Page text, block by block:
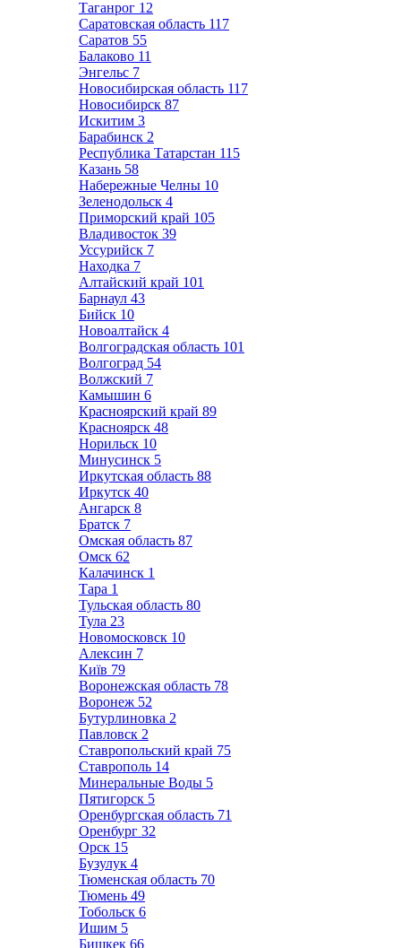
Таганрог 12
Саратовская область 117
Саратов 55
Балаково 11
Энгельс 7
Новосибирская область 117
Новосибирск 87
Искитим 3
Барабинск 2
Республика Татарстан 115
Казань 58
Набережные Челны 10
Зеленодольск 4
Приморский край 105
Владивосток 39
Уссурийск 7
Находка 7
Алтайский край 101
Барнаул 43
Бийск 10
Новоалтайск 4
Волгоградская область 101
Волгоград 54
Волжский 7
Камышин 6
Красноярский край 89
Красноярск 48
Норильск 10
Минусинск 5
Иркутская область 88
Иркутск 40
Ангарск 8
Братск 7
Омская область 87
Омск 62
Калачинск 1
Тара 1
Тульская область 80
Тула 23
Новомосковск 10
Алексин 7
Київ 79
Воронежская область 78
Воронеж 52
Бутурлиновка 2
Павловск 2
Ставропольский край 75
Ставрополь 14
Минеральные Воды 5
Пятигорск 5
Оренбургская область 71
Оренбург 32
Орск 15
Бузулук 4
Тюменская область 70
Тюмень 49
Тобольск 6
Ишим 5
Бишкек 66